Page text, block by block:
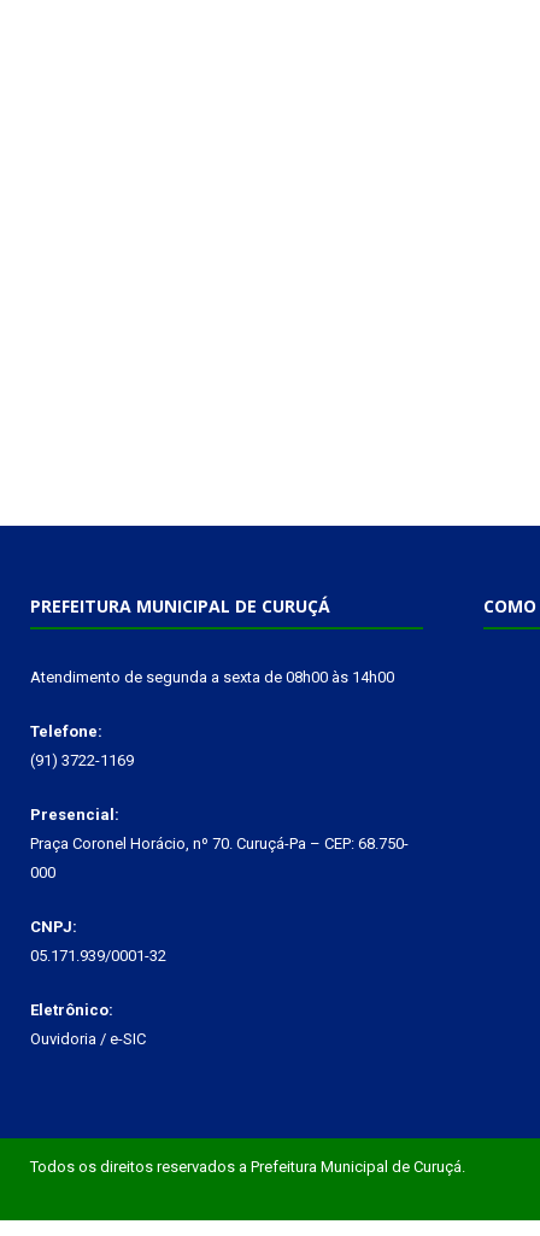
PREFEITURA MUNICIPAL DE CURUÇÁ
Atendimento de segunda a sexta de 08h00 às 14h00
Telefone:
(91) 3722-1169
Presencial:
Praça Coronel Horácio, nº 70. Curuçá-Pa – CEP: 68.750-
000
CNPJ:
05.171.939/0001-32
Eletrônico:
Ouvidoria / e-SIC
COMO
Todos os direitos reservados a Prefeitura Municipal de Curuçá.